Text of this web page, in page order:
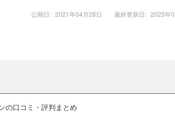
公開日: 2021年04月28日 最終更新日: 2025年
の口コミ・評判まとめ